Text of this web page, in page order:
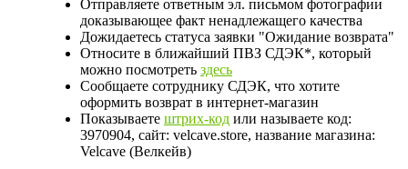
Отправляете ответным эл. письмом фотографии
доказывающее факт ненадлежащего качества
Дожидаетесь статуса заявки "Ожидание возврата"
Относите в ближайший ПВЗ СДЭК*, который
можно посмотреть здесь
Сообщаете сотруднику СДЭК, что хотите
оформить возврат в интернет-магазин
Показываете штрих-код или называете код:
3970904, сайт: velcave.store, название магазина:
Velcave (Велкейв)